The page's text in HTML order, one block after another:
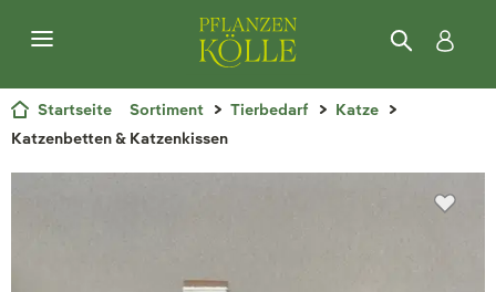
Startseite Sortiment Tierbedarf
Katze
Katzenbetten & Katzenkissen